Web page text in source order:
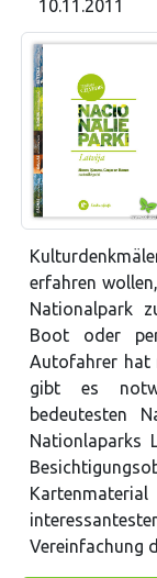
10.11.2011
erfahren
Nationalpark
Boot oder
Autofahrer hat
gibt es
bedeutesten
Nationlaparks
Vereinfachung